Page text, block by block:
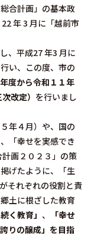
合計画」の基本政
年 3 月に「越前市
、平成27 年3 月に
い、この度、市の
度から令和１１年
改定） を行いまし
年４月）や、国の
「幸せを実感でき
画２０２３」の策
げたように、「生
それぞれの役割と責
土に根ざした教育
く教育」 、
「幸せ
りの醸成」を目指